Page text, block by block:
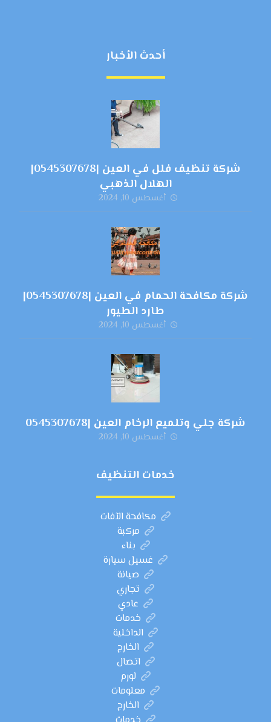
أحدث الأخبار
شركة تنظيف فلل في العين |0545307678|
الهلال الذهبي
أغسطس 10, 2024
شركة مكافحة الحمام في العين |0545307678|
طارد الطيور
أغسطس 10, 2024
شركة جلي وتلميع الرخام العين |0545307678
أغسطس 10, 2024
خدمات التنظيف
مكافحة الآفات
مركبة
بناء
غسيل سيارة
صيانة
تجاري
عادي
خدمات
الداخلية
الخارج
اتصال
لورم
معلومات
الخارج